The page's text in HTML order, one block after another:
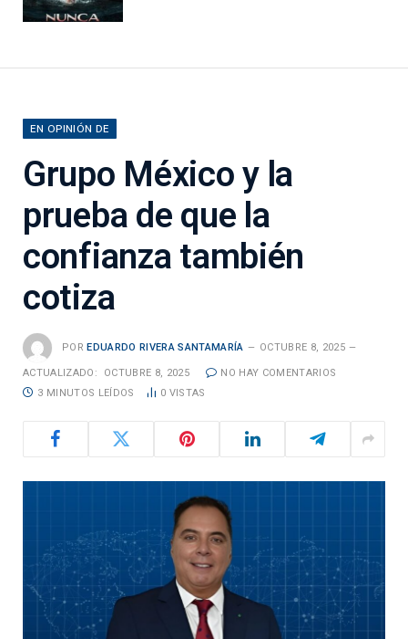
EN OPINIÓN DE
Grupo México y la
prueba de que la
confianza también
cotiza
POR EDUARDO RIVERA SANTAMARÍA OCTUBRE 8, 2025
ACTUALIZADO: OCTUBRE 8, 2025
NO HAY COMENTARIOS
3 MINUTOS LEÍDOS
0 VISTAS